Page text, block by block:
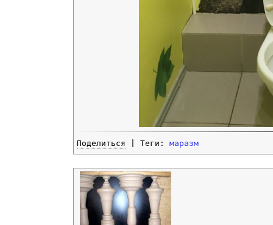
Поделиться | Теги: маразм